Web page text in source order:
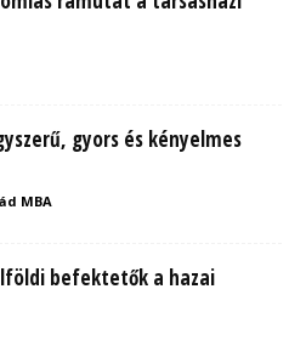
gyors és kényelmes
MBA
befektetők a hazai